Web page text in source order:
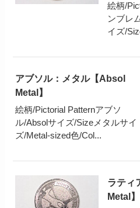
絵柄/
ンブレ
イズ/
アブソル：メタル【Absol
Metal】
絵柄/Pictorial Patternアブソ
ル/Absolサイズ/Sizeメタルサイ
ズ/Metal-sized色/Col...
ラティ
Metal】